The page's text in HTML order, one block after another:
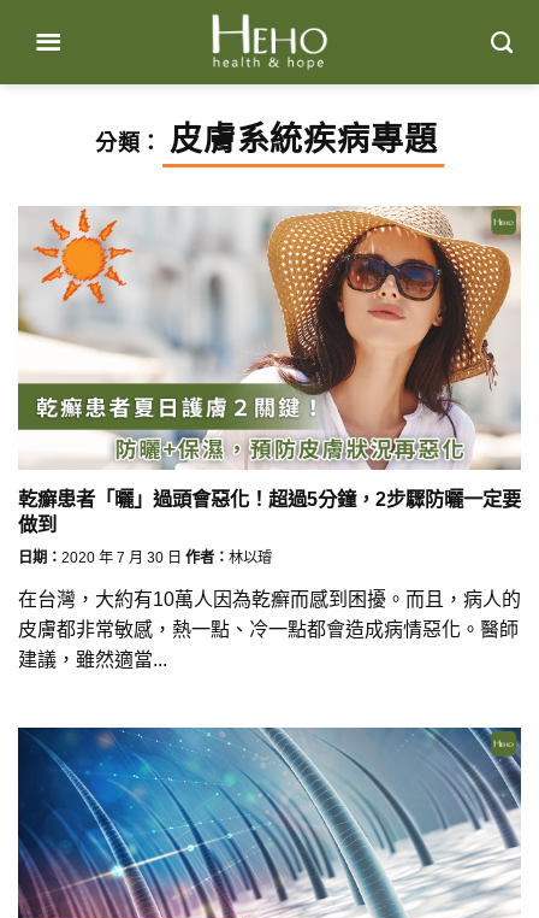
content
分類： 皮膚系統疾病專題
乾癬患者「曬」過頭會惡化！超過5分鐘，2步驟防曬一定要
做到
日期： 2020 年 7 月 30 日 作者： 林以璿
在台灣，大約有10萬人因為乾癬而感到困擾。而且，病人的
皮膚都非常敏感，熱一點、冷一點都會造成病情惡化。醫師
建議，雖然適當...